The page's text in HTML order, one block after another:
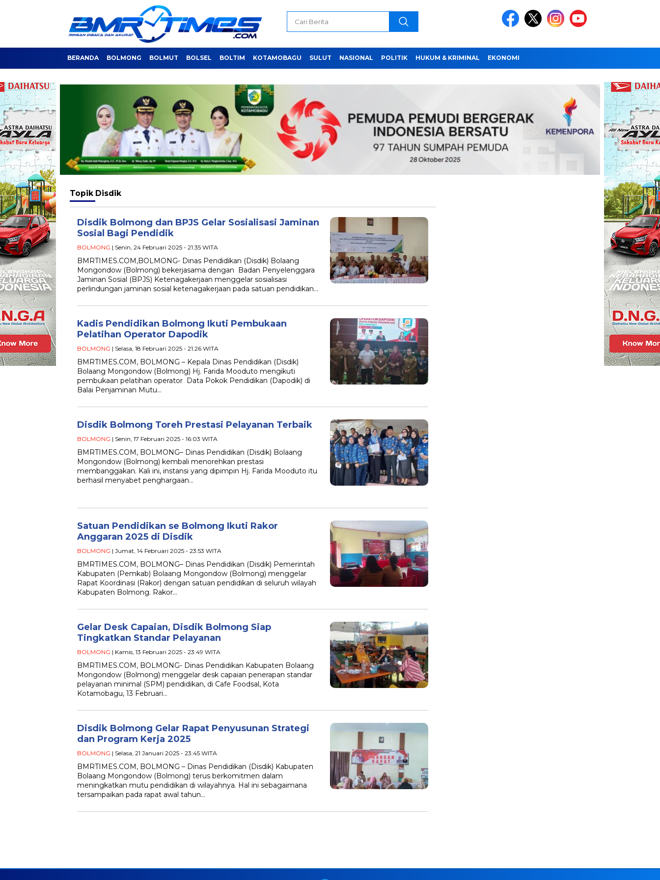
BERANDA BOLMONG BOLMUT BOLSEL BOLTIM KOTAMOBAGU SULUT NASIONAL POLITIK HUKUM & KRIMINAL EKONOMI
Topik Disdik
Disdik Bolmong dan BPJS Gelar Sosialisasi Jaminan
Sosial Bagi Pendidik
BOLMONG | Senin, 24 Februari 2025 - 21:35 WITA
BMRTIMES.COM,BOLMONG- Dinas Pendidikan (Disdik) Bolaang
Mongondow (Bolmong) bekerjasama dengan Badan Penyelenggara
Jaminan Sosial (BPJS) Ketenagakerjaan menggelar sosialisasi
perlindungan jaminan sosial ketenagakerjaan pada satuan pendidikan…
Kadis Pendidikan Bolmong Ikuti Pembukaan
Pelatihan Operator Dapodik
BOLMONG | Selasa, 18 Februari 2025 - 21:26 WITA
BMRTIMES.COM, BOLMONG – Kepala Dinas Pendidikan (Disdik)
Bolaang Mongondow (Bolmong) Hj. Farida Mooduto mengikuti
pembukaan pelatihan operator Data Pokok Pendidikan (Dapodik) di
Balai Penjaminan Mutu…
Disdik Bolmong Toreh Prestasi Pelayanan Terbaik
BOLMONG | Senin, 17 Februari 2025 - 16:03 WITA
BMRTIMES.COM, BOLMONG– Dinas Pendidikan (Disdik) Bolaang
Mongondow (Bolmong) kembali menorehkan prestasi
membanggakan. Kali ini, instansi yang dipimpin Hj. Farida Mooduto itu
berhasil menyabet penghargaan…
Satuan Pendidikan se Bolmong Ikuti Rakor
Anggaran 2025 di Disdik
BOLMONG | Jumat, 14 Februari 2025 - 23:53 WITA
BMRTIMES.COM, BOLMONG– Dinas Pendidikan (Disdik) Pemerintah
Kabupaten (Pemkab) Bolaang Mongondow (Bolmong) menggelar
Rapat Koordinasi (Rakor) dengan satuan pendidikan di seluruh wilayah
Kabupaten Bolmong. Rakor…
Gelar Desk Capaian, Disdik Bolmong Siap
Tingkatkan Standar Pelayanan
BOLMONG | Kamis, 13 Februari 2025 - 23:49 WITA
BMRTIMES.COM, BOLMONG- Dinas Pendidikan Kabupaten Bolaang
Mongondow (Bolmong) menggelar desk capaian penerapan standar
pelayanan minimal (SPM) pendidikan, di Cafe Foodsal, Kota
Kotamobagu, 13 Februari…
Disdik Bolmong Gelar Rapat Penyusunan Strategi
dan Program Kerja 2025
BOLMONG | Selasa, 21 Januari 2025 - 23:45 WITA
BMRTIMES.COM, BOLMONG – Dinas Pendidikan (Disdik) Kabupaten
Bolaang Mongondow (Bolmong) terus berkomitmen dalam
meningkatkan mutu pendidikan di wilayahnya. Hal ini sebagaimana
tersampaikan pada rapat awal tahun…